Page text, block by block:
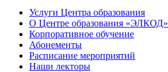
Услуги Центра образования
О Центре образования «ЭЛКОД»
Корпоративное обучение
Абонементы
Расписание мероприятий
Наши лекторы